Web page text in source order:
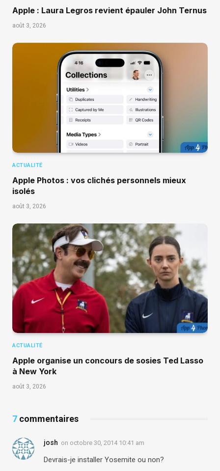
Apple : Laura Legros revient épauler John Ternus
août 3, 2026
ACTUALITÉ
Apple Photos : vos clichés personnels mieux
isolés
août 3, 2026
ACTUALITÉ
Apple organise un concours de sosies Ted Lasso
à New York
août 3, 2026
7 commentaires
josh on octobre 30, 2014 10:41 am
Devrais-je installer Yosemite ou non?